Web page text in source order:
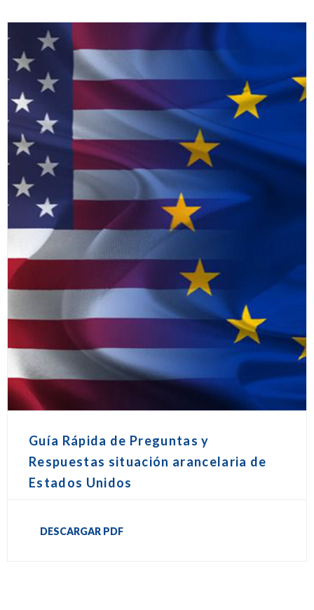
Guía Rápida de Preguntas y
Respuestas situación arancelaria de
Estados Unidos
DESCARGAR PDF